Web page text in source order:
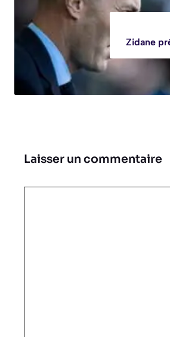
Zidane
Laisser un commentaire